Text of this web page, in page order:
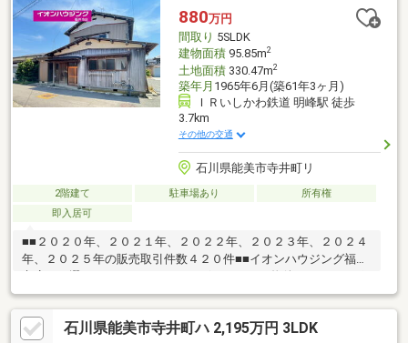
す。担当：森崎 宗平 TEL：080-6235-6021
880万円
間取り 5SLDK
建物面積95.85m2
土地面積330.47m2
築年月 1965年6月(築61年3ヶ月)
ＩＲいしかわ鉄道 明峰駅 徒歩
3.7km
その他の交通
石川県能美市寺井町リ
2階建て 駐車場あり
所有権
即入居可
■■２０２０年、２０２１年、２０２２年、２０２３年、２０２４
年、２０２５年の販売取引件数４２０件■■イオンハウジング福井
イント～・６DK＋納戸＋倉庫付き♪・リノベにぴったりの古民家
住宅居♪・約９９坪の広大な敷地なので土地としての活用にもおス
スメ♪【周辺環境】・アルビス寺井店まで約６００ｍ・寺井小学校
石川県能美市寺井町ハ 2,195万円 3LDK